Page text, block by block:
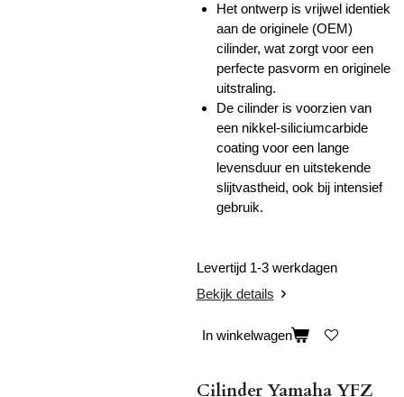
Het ontwerp is vrijwel identiek
aan de originele (OEM)
cilinder, wat zorgt voor een
perfecte pasvorm en originele
uitstraling.
De cilinder is voorzien van
een nikkel-siliciumcarbide
coating voor een lange
levensduur en uitstekende
slijtvastheid, ook bij intensief
gebruik.
Levertijd 1-3 werkdagen
Bekijk details
In winkelwagen
Cilinder Yamaha YFZ